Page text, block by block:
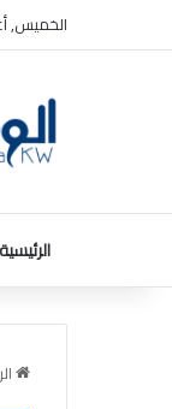
الخميس,
الرئيسية